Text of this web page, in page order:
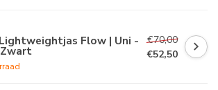
Flow | Uni -
€70,00
€52,50